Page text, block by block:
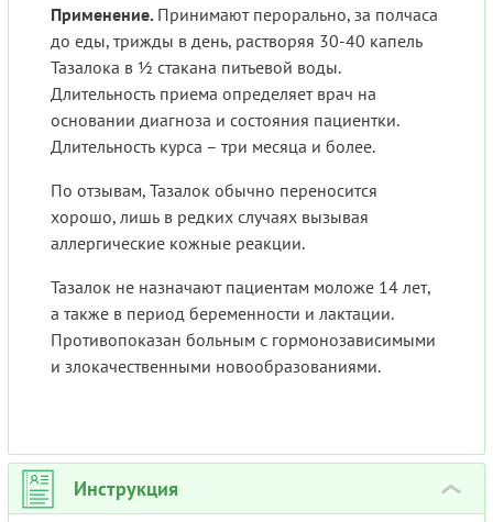
Применение. Принимают перорально, за полчаса
до еды, трижды в день, растворяя 30-40 капель
Тазалока в ½ стакана питьевой воды.
Длительность приема определяет врач на
основании диагноза и состояния пациентки.
Длительность курса – три месяца и более.
По отзывам, Тазалок обычно переносится
хорошо, лишь в редких случаях вызывая
аллергические кожные реакции.
Тазалок не назначают пациентам моложе 14 лет,
а также в период беременности и лактации.
Противопоказан больным с гормонозависимыми
и злокачественными новообразованиями.
Инструкция ›